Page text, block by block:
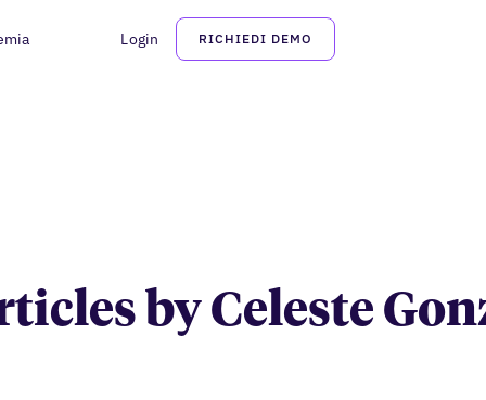
Login RICHIEDI DEMO
Gonzalez
by Celeste